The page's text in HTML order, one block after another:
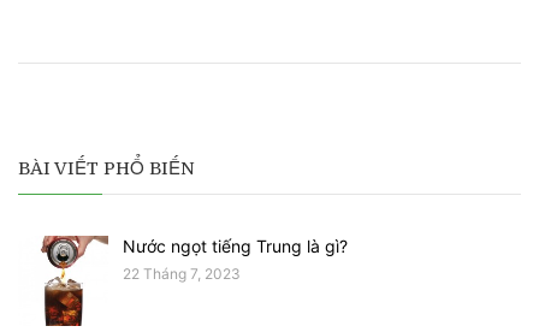
BÀI VIẾT PHỔ BIẾN
Nước ngọt tiếng Trung là gì?
22 Tháng 7, 2023